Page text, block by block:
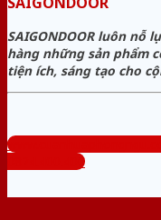
SAIGONDOOR luôn nỗ
hàng những sản phẩm
tiện ích, sáng tạo cho
0824.400.400